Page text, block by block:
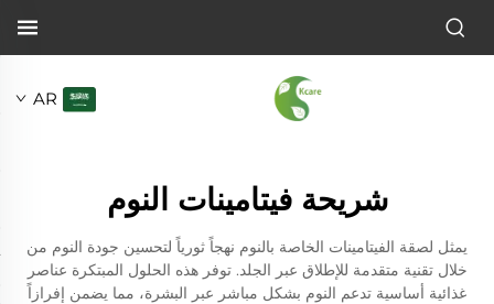
AR
شريحة فيتامينات النوم
يمثل لصقة الفيتامينات الخاصة بالنوم نهجاً ثورياً لتحسين جودة النوم من
خلال تقنية متقدمة للإطلاق عبر الجلد. توفر هذه الحلول المبتكرة عناصر
غذائية أساسية تدعم النوم بشكل مباشر عبر البشرة، مما يضمن إفرازاً